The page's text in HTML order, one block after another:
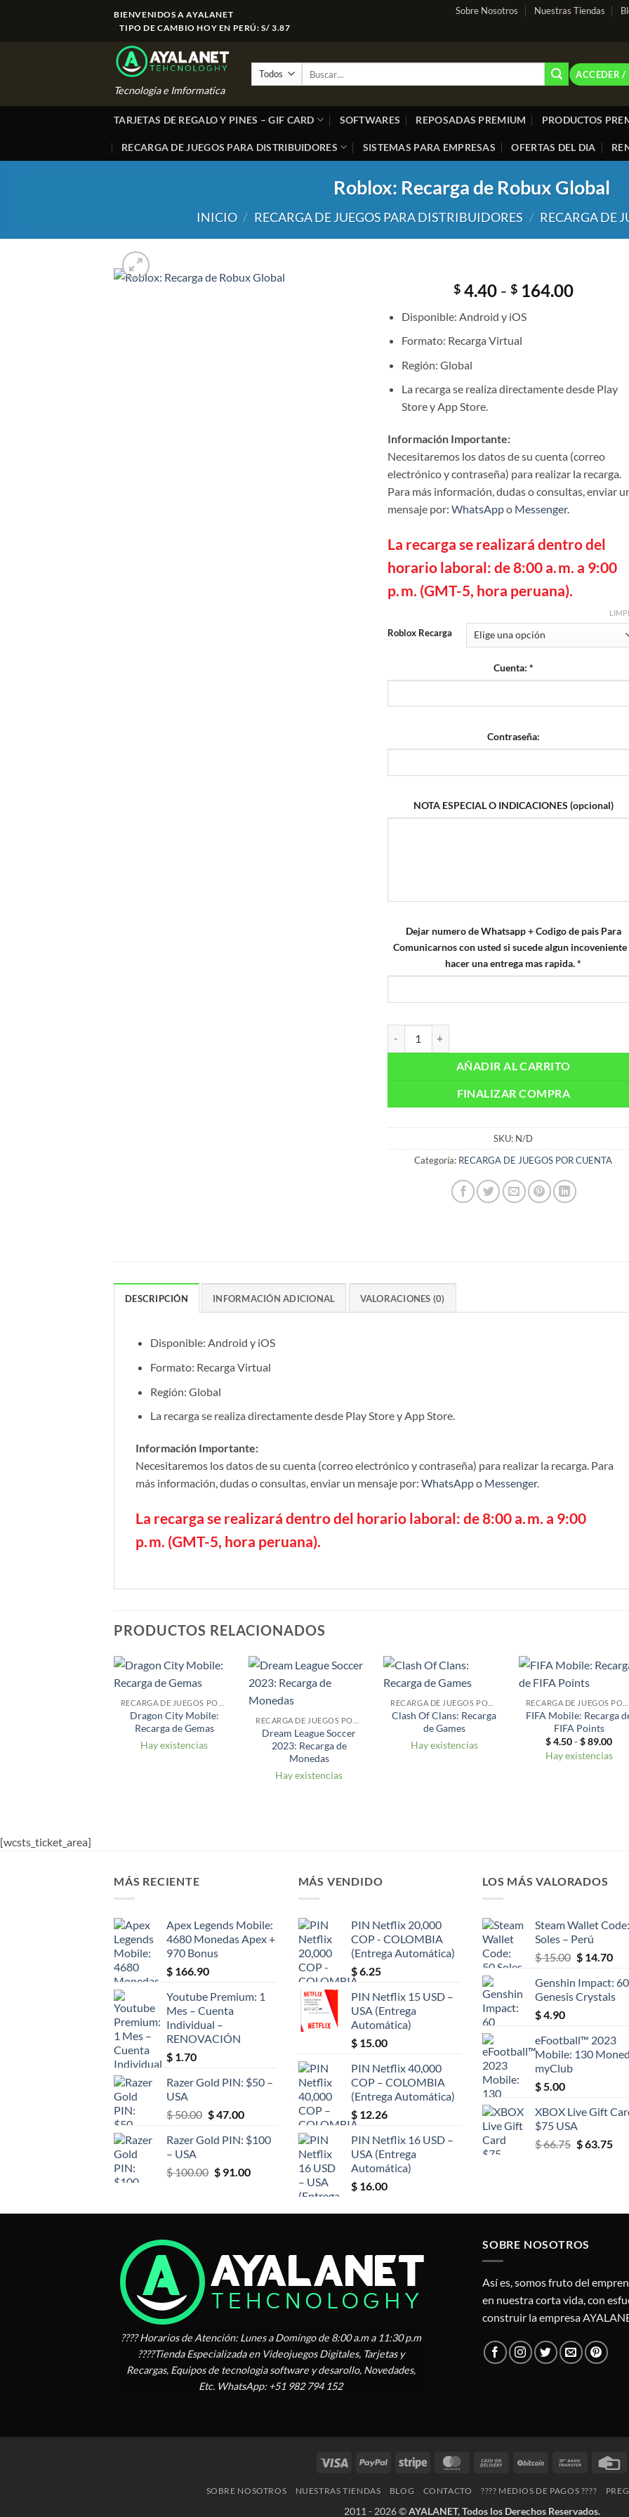
BIENVENIDOS A AYALANET
TIPO DE CAMBIO HOY EN PERÚ: S/ 3.87
Sobre Nosotros Nuestras Tiendas
Tecnologia e Imformatica
ACCEDER /
TARJETAS DE REGALO Y PINES – GIF CARD SOFTWARES REPOSADAS PREMIUM PRODUCTOS
RECARGA DE JUEGOS PARA DISTRIBUIDORES SISTEMAS PARA EMPRESAS OFERTAS DEL DIA
Roblox: Recarga de Robux Global
INICIO / RECARGA DE JUEGOS PARA DISTRIBUIDORES / RECARGA DE
$4.40 - $164.00Rango
$
Disponible: Android y iOS
Formato: Recarga Virtual
Región: Global
La recarga se realiza directamente desde Play
Store y App Store.
Información Importante:
Necesitaremos los datos de su cuenta (correo
electrónico y contraseña) para realizar la recarga.
Para más información, dudas o consultas, enviar
mensaje por: WhatsAppo Messenger.
La recarga se realizará dentro del
horario laboral: de 8:00 a. m. a 9:00
p. m. (GMT-5, hora peruana).
Roblox Recarga
Cuenta: *
Contraseña:
NOTA ESPECIAL O INDICACIONES (opcional)
Dejar numero de Whatsapp + Codigo de pais Para
Comunicarnos con usted si sucede algun incoveniente
hacer una entrega mas rapida.*
AÑADIR AL CARRITO
FINALIZAR COMPRA
SKU: N/D
Categoría: RECARGA DE JUEGOS POR CUENTA
DESCRIPCIÓN INFORMACIÓN ADICIONAL VALORACIONES (0)
Disponible: Android y iOS
Formato: Recarga Virtual
Región: Global
La recarga se realiza directamente desde Play Store y App Store.
Información Importante:
Necesitaremos los datos de su cuenta (correo electrónico y contraseña) para realizar la recarga. Para
más información, dudas o consultas, enviar un mensaje por: WhatsAppo Messenger.
La recarga se realizará dentro del horario laboral: de 8:00 a. m. a 9:00
p. m. (GMT-5, hora peruana).
PRODUCTOS RELACIONADOS
Dragon City Mobile:
Recarga de Gemas
Hay existencias
Dream League Soccer
2023: Recarga de
Monedas
Hay existencias
Clash Of Clans: Recarga
de Games
Hay existencias
FIFA Mobile: Recarga
FIFA Points
$4.50-$89.00
Hay existencias
[wcsts_ticket_area]
MÁS RECIENTE
Apex Legends Mobile:
4680 Monedas Apex +
970 Bonus
$ 166.90
Youtube Premium: 1
Mes – Cuenta
Individual –
RENOVACIÓN
$ 1.70
Razer Gold PIN: $50 –
USA
$50.00 El
original
$ 50.00.
$47.00El
actual
$ 47.00.
Razer Gold PIN: $100
– USA
$100.00 El
era:
$91.00El
es:
MÁS VENDIDO
PIN Netflix 20,000
COP - COLOMBIA
(Entrega Automática)
$6.25
PIN Netflix 15 USD –
USA (Entrega
Automática)
$15.00
PIN Netflix 40,000
COP – COLOMBIA
(Entrega Automática)
$12.26
PIN Netflix 16 USD –
USA (Entrega
Automática)
$16.00
LOS MÁS VALORADOS
Steam Wallet
Soles – Perú
$15.00 El
original
era:
$14.70El
es:
Genshin Impact: 60
Genesis Crystals
$4.90
eFootball™ 2023
Mobile: 130
myClub
$ 5.00
XBOX Live Gift
$75 USA
$66.75 El
$63.75El
???? Horarios de Atención: Lunes a Domingo de 8:00 a.m a 11:30 p.m
????Tienda Especializada en Videojuegos Digitales, Tarjetas y
Recargas, Equipos de tecnologia software y desarollo, Novedades,
Etc. WhatsApp: +51 982 794 152
SOBRE NOSOTROS
Así es, somos fruto del
en nuestra corta vida, con
construir la empresa
Visa PayPal Stripe MasterCardCash
Delivery
BitCoin
Bank
SOBRE NOSOTROS NUESTRAS TIENDAS BLOG CONTACTO ???? MEDIOS DE PAGOS ????
2011 - 2026 ©AYALANET, Todos los Derechos Reservados.